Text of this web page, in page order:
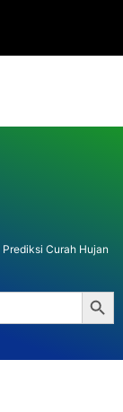
Prediksi Curah Hujan